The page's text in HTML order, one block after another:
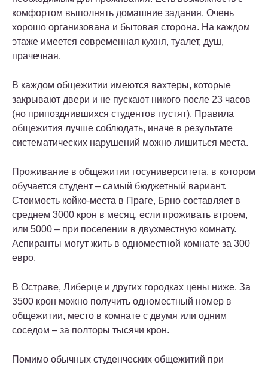
комфортом выполнять домашние задания. Очень
хорошо организована и бытовая сторона. На каждом
этаже имеется современная кухня, туалет, душ,
прачечная.
В каждом общежитии имеются вахтеры, которые
закрывают двери и не пускают никого после 23 часов
(но припозднившихся студентов пустят). Правила
общежития лучше соблюдать, иначе в результате
систематических нарушений можно лишиться места.
Проживание в общежитии госуниверситета, в котором
обучается студент – самый бюджетный вариант.
Стоимость койко-места в Праге, Брно составляет в
среднем 3000 крон в месяц, если проживать втроем,
или 5000 – при поселении в двухместную комнату.
Аспиранты могут жить в одноместной комнате за 300
евро.
В Остраве, Либерце и других городках цены ниже. За
3500 крон можно получить одноместный номер в
общежитии, место в комнате с двумя или одним
соседом – за полторы тысячи крон.
Помимо обычных студенческих общежитий при